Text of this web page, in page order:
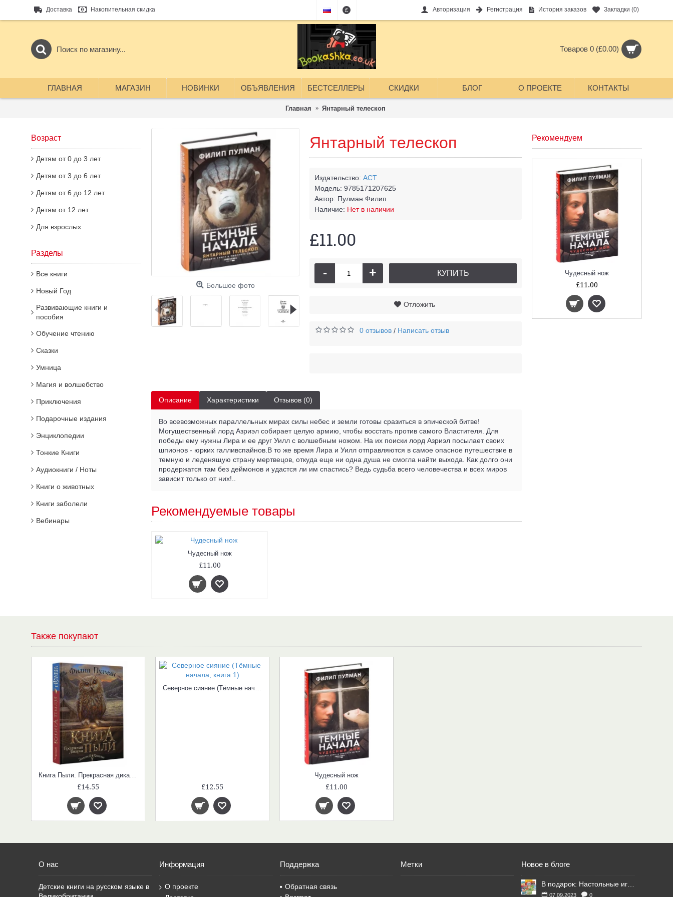
Доставка Накопительная скидка £ Авторизация Регистрация История заказов Закладки (0)
Товаров 0 (£0.00)
ГЛАВНАЯ МАГАЗИН НОВИНКИ ОБЪЯВЛЕНИЯ БЕСТСЕЛЛЕРЫ СКИДКИ БЛОГ О ПРОЕКТЕ КОНТАКТЫ
Главная Янтарный телескоп
Возраст
Детям от 0 до 3 лет
Детям от 3 до 6 лет
Детям от 6 до 12 лет
Детям от 12 лет
Для взрослых
Разделы
Все книги
Новый Год
Развивающие книги и
пособия
Обучение чтению
Сказки
Умница
Магия и волшебство
Приключения
Подарочные издания
Энциклопедии
Тонкие Книги
Аудиокниги / Ноты
Книги о животных
Книги заболели
Вебинары
Рекомендуем
Чудесный нож
£11.00
Большое фото
Янтарный телескоп
Издательство: АСТ
Модель: 9785171207625
Автор: Пулман Филип
Наличие: Нет в наличии
£11.00
- + КУПИТЬ
Отложить
0 отзывов / Написать отзыв
Описание Характеристики Отзывов (0)
Во всевозможных параллельных мирах силы небес и земли готовы сразиться в эпической битве!
Могущественный лорд Азриэл собирает целую армию, чтобы восстать против самого Властителя. Для
победы ему нужны Лира и ее друг Уилл с волшебным ножом. На их поиски лорд Азриэл посылает своих
шпионов - юрких галливспайнов.В то же время Лира и Уилл отправляются в самое опасное путешествие в
темную и леденящую страну мертвецов, откуда еще ни одна душа не смогла найти выхода. Как долго они
продержатся там без деймонов и удастся ли им спастись? Ведь судьба всего человечества и всех миров
зависит только от них!..
Рекомендуемые товары
Чудесный нож
£11.00
Также покупают
Книга Пыли. Прекрасная дикарка
£14.55
Северное сияние (Тёмные начала, книга 1)
£12.55
Чудесный нож
£11.00
О нас
Детские книги на русском языке в
Информация
О проекте
Поддержка
Обратная связь
Метки Новое в блоге
07.09.2023 0